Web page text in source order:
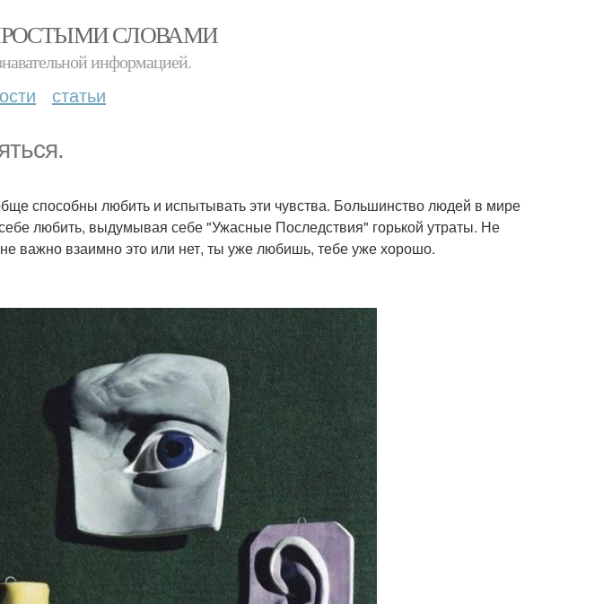
СЛОВАМИ
информацией.
статьи
способны любить и испытывать эти чувства. Большинство людей в мире
любить, выдумывая себе "Ужасные Последствия" горькой утраты. Не
важно взаимно это или нет, ты уже любишь, тебе уже хорошо.